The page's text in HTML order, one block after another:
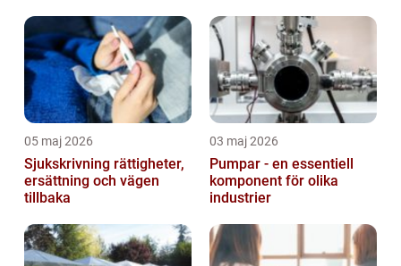
05 maj 2026
Sjukskrivning rättigheter,
ersättning och vägen
tillbaka
03 maj 2026
Pumpar - en essentiell
komponent för olika
industrier